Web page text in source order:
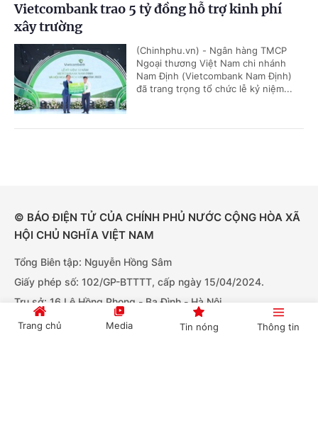
Vietcombank trao 5 tỷ đồng hỗ trợ kinh phí
xây trường
(Chinhphu.vn) - Ngân hàng TMCP
Ngoại thương Việt Nam chi nhánh
Nam Định (Vietcombank Nam Định)
đã trang trọng tổ chức lễ kỷ niệm...
© BÁO ĐIỆN TỬ CỦA CHÍNH PHỦ NƯỚC CỘNG HÒA XÃ
HỘI CHỦ NGHĨA VIỆT NAM
Tổng Biên tập: Nguyễn Hồng Sâm
Giấy phép số: 102/GP-BTTTT, cấp ngày 15/04/2024.
Trụ sở: 16 Lê Hồng Phong - Ba Đình - Hà Nội.
Điện thoại: Văn phòng: 080.43162; Fax: 080.48924
Trang chủ Media Tin nóng Thông tin